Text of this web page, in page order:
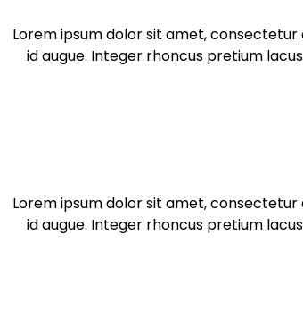
Lorem ipsum dolor sit amet, consectetur
id augue. Integer rhoncus pretium
Lorem ipsum dolor sit amet, consectetur
id augue. Integer rhoncus pretium